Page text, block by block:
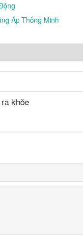
Áp Thông Minh
khỏe